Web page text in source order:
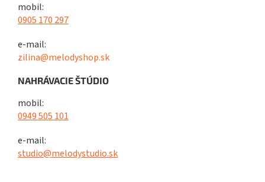
mobil:
0905 170 297
e-mail:
zilina@melodyshop.sk
NAHRÁVACIE ŠTÚDIO
mobil:
0949 505 101
e-mail:
studio@melodystudio.sk